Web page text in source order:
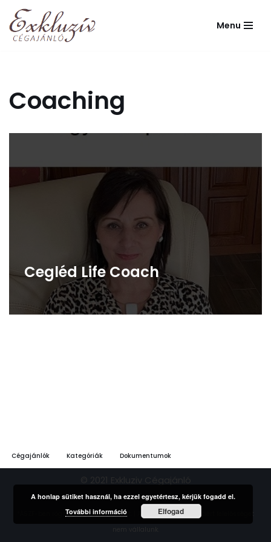
Skip
Menu
Coaching
Cegléd Life Coach
Cégajánlók Kategóriák Dokumentumok
© 2021 Exkluziv Cégajánló
*ÁSZF-ben rögzített feltételek szerint. | A hirdetések tartalmáért felelősséget
A honlap sütiket használ, ha ezzel egyetértesz, kérjük fogadd el.
További információ
Elfogad